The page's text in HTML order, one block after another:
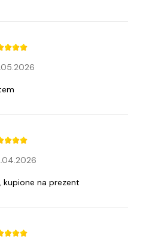
kupione na prezent